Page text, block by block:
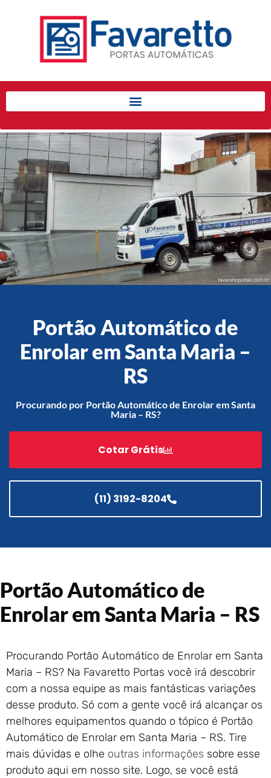
Início
Produtos
Porta de Enrolar Automática
Automatizadores
Acessórios Para Portas de
Enrolar
Pintura eletrostática
Portfólio
Contato
Acessórios
Automatização
Portão de Garagem de
Enrolar em Teresópolis – RJ
Enrolar em São Pedro da
Portão de Garagem de
Meriti – RJ
Portão de Garagem de
Portão de Garagem de
Portão de Garagem de
Enrolar em Queimados – RJ
Portão de Garagem de
Portão de Garagem de
Portão de Garagem de
Enrolar em Nova Iguaçu – RJ
Portão de Garagem de
Enrolar em Nova Friburgo –
RJ
Portão Automático de
Enrolar em Santa Maria –
RS
Procurando por Portão Automático de Enrolar em Santa
Maria – RS?
Cotar Grátis
(11) 3192-8204
Portão Automático de
Enrolar em Santa Maria – RS
Procurando Portão Automático de Enrolar em Santa
Maria – RS? Na Favaretto Portas você irá descobrir
com a nossa equipe as mais fantásticas variações
desse produto. Só com a gente você irá alcançar os
melhores equipamentos quando o tópico é Portão
Automático de Enrolar em Santa Maria – RS. Tire
mais dúvidas e olhe outras informações sobre esse
produto aqui em nosso site. Logo, se você está